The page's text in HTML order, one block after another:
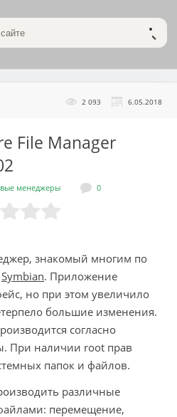
2 093 6.05.2018
File Manager
менеджеры 0
знакомый многим по
Symbian. Приложение
но при этом увеличило
большие изменения.
согласно
При наличии root прав
папок и файлов.
различные
перемещение,